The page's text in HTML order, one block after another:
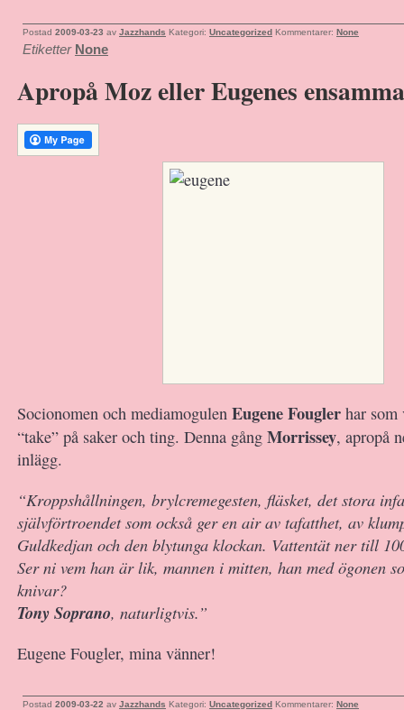
Postad 2009-03-23 av Jazzhands Kategori: Uncategorized Kommentarer: None
Etiketter None
Apropå Moz eller Eugenes
Socionomen och mediamogulen Eugene Fougler har som
“take” på saker och ting. Denna gång Morrissey, apropå
inlägg.
“Kroppshållningen, brylcremegesten, fläsket, det stora
självförtroendet som också ger en air av tafatthet, av
Guldkedjan och den blytunga klockan. Vattentät ner till
Ser ni vem han är lik, mannen i mitten, han med ögonen
knivar?
Tony Soprano, naturligtvis.”
Eugene Fougler, mina vänner!
Postad 2009-03-22 av Jazzhands Kategori: Uncategorized Kommentarer: None